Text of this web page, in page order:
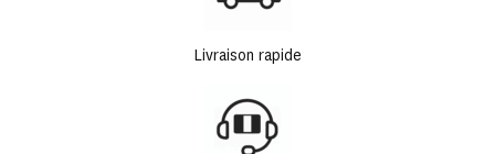
Livraison rapide